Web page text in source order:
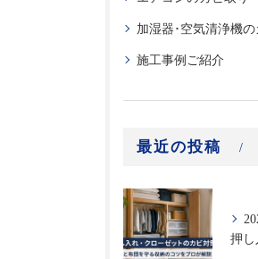
加湿器･空気清浄機の
施工事例ご紹介
最近の投稿